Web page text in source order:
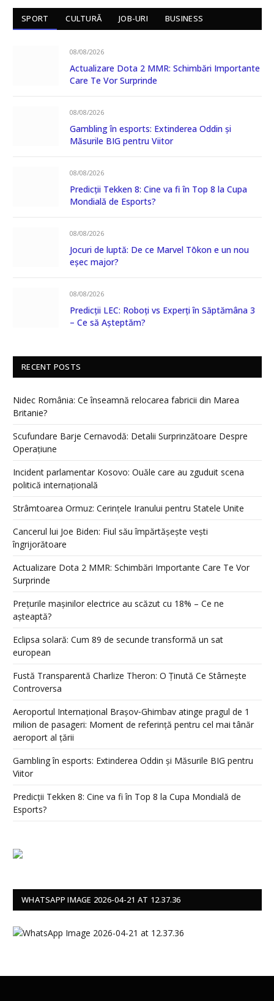
SPORT CULTURĂ JOB-URI BUSINESS
08/08/2026
Actualizare Dota 2 MMR: Schimbări Importante
Care Te Vor Surprinde
08/08/2026
Gambling în esports: Extinderea Oddin și
Măsurile BIG pentru Viitor
08/08/2026
Predicții Tekken 8: Cine va fi în Top 8 la Cupa
Mondială de Esports?
08/08/2026
Jocuri de luptă: De ce Marvel Tōkon e un nou
eșec major?
08/08/2026
Predicții LEC: Roboți vs Experți în Săptămâna 3
– Ce să Așteptăm?
RECENT POSTS
Nidec România: Ce înseamnă relocarea fabricii din Marea
Britanie?
Scufundare Barje Cernavodă: Detalii Surprinzătoare Despre
Operațiune
Incident parlamentar Kosovo: Ouăle care au zguduit scena
politică internațională
Strâmtoarea Ormuz: Cerințele Iranului pentru Statele Unite
Cancerul lui Joe Biden: Fiul său împărtășește vești
îngrijorătoare
Actualizare Dota 2 MMR: Schimbări Importante Care Te Vor
Surprinde
Prețurile mașinilor electrice au scăzut cu 18% – Ce ne
așteaptă?
Eclipsa solară: Cum 89 de secunde transformă un sat
european
Fustă Transparentă Charlize Theron: O Ținută Ce Stârnește
Controversa
Aeroportul Internațional Brașov‑Ghimbav atinge pragul de 1
milion de pasageri: Moment de referință pentru cel mai tânăr
aeroport al țării
Gambling în esports: Extinderea Oddin și Măsurile BIG pentru
Viitor
Predicții Tekken 8: Cine va fi în Top 8 la Cupa Mondială de
Esports?
WHATSAPP IMAGE 2026-04-21 AT 12.37.36